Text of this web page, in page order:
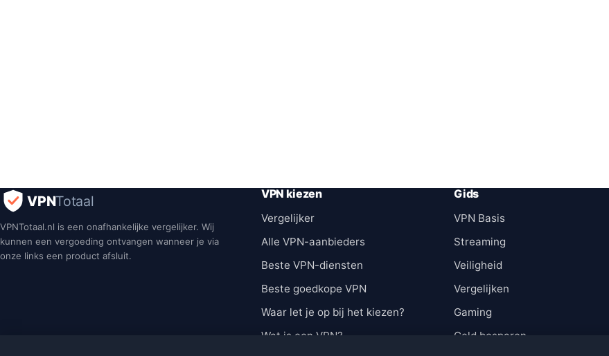
VPNTotaal
VPNTotaal.nl is een onafhankelijke vergelijker. Wij
kunnen een vergoeding ontvangen wanneer je via
onze links een product afsluit.
VPN kiezen
Vergelijker
Alle VPN-aanbieders
Beste VPN-diensten
Beste goedkope VPN
Waar let je op bij het kiezen?
Wat is een VPN?
Gids
VPN Basis
Streaming
Veiligheid
Vergelijken
Gaming
Geld besparen